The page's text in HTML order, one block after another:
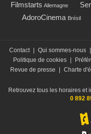
Filmstarts Allemagne
AdoroCinema Brésil
Contact Qui sommes-nous
Politique de cookies
Revue de presse
Charte
Retrouvez tous les horaires et
0 892